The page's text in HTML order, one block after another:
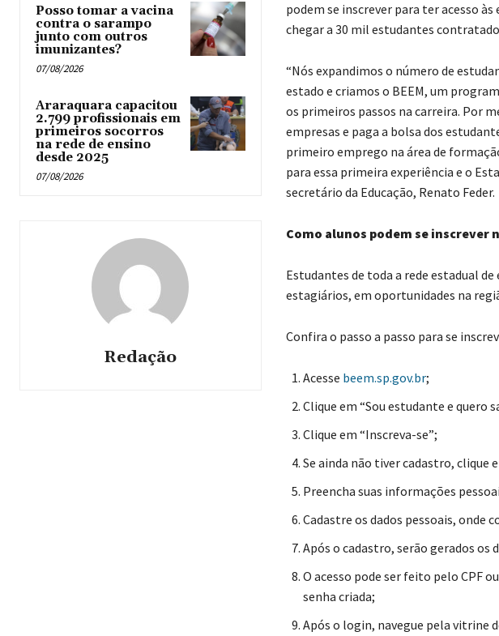
Posso tomar a vacina
contra o sarampo
junto com outros
imunizantes?
07/08/2026
Araraquara capacitou
2.799 profissionais em
primeiros socorros
na rede de ensino
desde 2025
07/08/2026
Redação
podem se inscrever para ter acesso às
chegar a 30 mil estudantes
“Nós expandimos o número de
estado e criamos o BEEM, um
os primeiros passos na carreira. Por
empresas e paga a bolsa dos
primeiro emprego na área de
para essa primeira experiência e o
secretário da Educação, Renato Feder.
Como alunos podem se inscrever
Estudantes de toda a rede estadual
estagiários, em oportunidades na
Confira o passo a passo para se
Acesse beem.sp.gov.br;
Clique em “Sou estudante e quero
Clique em “Inscreva-se”;
Se ainda não tiver cadastro, clique
Preencha suas informações
Cadastre os dados pessoais, onde
Após o cadastro, serão gerados os
O acesso pode ser feito pelo CPF
senha criada;
Após o login, navegue pela vitrine